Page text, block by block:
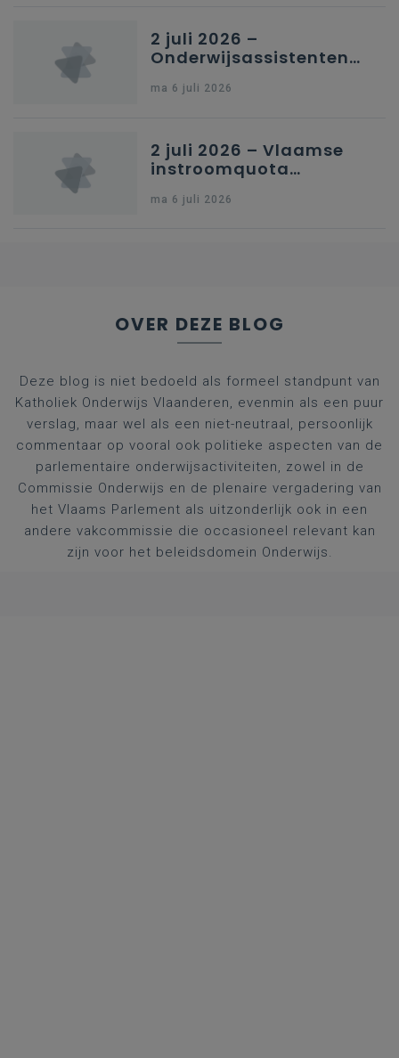
2 juli 2026 –
Onderwijsassistenten
kleuteronderwijs
ma 6 juli 2026
2 juli 2026 – Vlaamse
instroomquota
federale RIZIV-
ma 6 juli 2026
OVER DEZE BLOG
Deze blog is niet bedoeld als formeel standpunt van
Katholiek Onderwijs Vlaanderen, evenmin als een puur
verslag, maar wel als een niet-neutraal, persoonlijk
commentaar op vooral ook politieke aspecten van de
parlementaire onderwijsactiviteiten, zowel in de
Commissie Onderwijs en de plenaire vergadering van
het Vlaams Parlement als uitzonderlijk ook in een
andere vakcommissie die occasioneel relevant kan
zijn voor het beleidsdomein Onderwijs.